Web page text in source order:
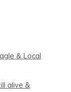
& Local
alive &